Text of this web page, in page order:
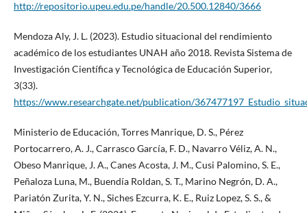
http://repositorio.upeu.edu.pe/handle/20.500.12840/3666
Mendoza Aly, J. L. (2023). Estudio situacional del rendimiento
académico de los estudiantes UNAH año 2018. Revista Sistema de
Investigación Científica y Tecnológica de Educación Superior,
3(33).
https://www.researchgate.net/publication/
Ministerio de Educación, Torres Manrique, D. S., Pérez
Portocarrero, A. J., Carrasco García, F. D., Navarro Véliz, A. N.,
Obeso Manrique, J. A., Canes Acosta, J. M., Cusi Palomino, S. E.,
Peñaloza Luna, M., Buendía Roldan, S. T., Marino Negrón, D. A.,
Pariatón Zurita, Y. N., Siches Ezcurra, K. E., Ruiz Lopez, S. S., &